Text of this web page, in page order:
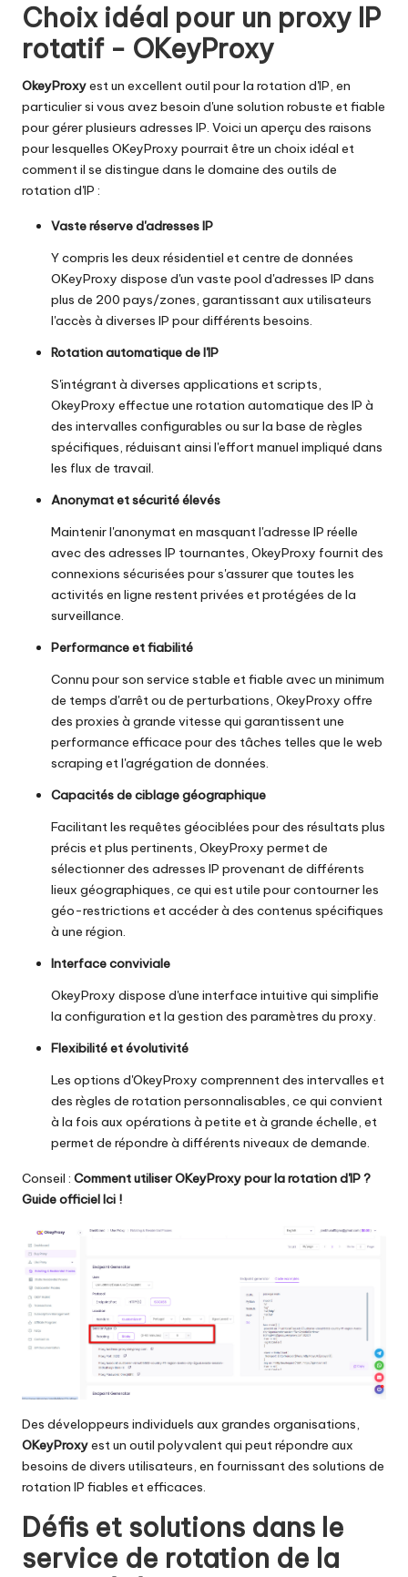
Choix idéal pour un proxy IP
rotatif - OKeyProxy
OkeyProxyest un excellent outil pour la rotation d'IP, en
particulier si vous avez besoin d'une solution robuste et fiable
pour gérer plusieurs adresses IP. Voici un aperçu des raisons
pour lesquelles OKeyProxy pourrait être un choix idéal et
comment il se distingue dans le domaine des outils de
rotation d'IP :
Vaste réserve d'adresses IP
Y compris les deux résidentiel etcentre de données
OKeyProxy dispose d'un vaste pool d'adresses IP dans
plus de 200 pays/zones, garantissant aux utilisateurs
l'accès à diverses IP pour différents besoins.
Rotation automatique de l'IP
S'intégrant à diverses applications et scripts,
OkeyProxy effectue une rotation automatique des IP à
des intervalles configurables ou sur la base de règles
spécifiques, réduisant ainsi l'effort manuel impliqué dans
les flux de travail.
Anonymat et sécurité élevés
Maintenir l'anonymat en masquant l'adresse IP réelle
avec des adresses IP tournantes, OkeyProxy fournit des
connexions sécurisées pour s'assurer que toutes les
activités en ligne restent privées et protégées de la
surveillance.
Performance et fiabilité
Connu pour son service stable et fiable avec un minimum
de temps d'arrêt ou de perturbations, OkeyProxy offre
des proxies à grande vitesse qui garantissent une
performance efficace pour des tâches telles que le web
scraping et l'agrégation de données.
Capacités de ciblage géographique
Facilitant les requêtes géociblées pour des résultats plus
précis et plus pertinents, OkeyProxy permet de
sélectionner des adresses IP provenant de différents
lieux géographiques, ce qui est utile pour contourner les
géo-restrictions et accéder à des contenus spécifiques
à une région.
Interface conviviale
OkeyProxy dispose d'une interface intuitive qui simplifie
la configuration et la gestion des paramètres du proxy.
Flexibilité et évolutivité
Les options d'OkeyProxy comprennent des intervalles et
des règles de rotation personnalisables, ce qui convient
à la fois aux opérations à petite et à grande échelle, et
permet de répondre à différents niveaux de demande.
Conseil : Comment utiliser OKeyProxy pour la rotation d'IP ?
Guide officielIci !
Des développeurs individuels aux grandes organisations,
OKeyProxyest un outil polyvalent qui peut répondre aux
besoins de divers utilisateurs, en fournissant des solutions de
rotation IP fiables et efficaces.
Défis et solutions dans le
service de rotation de la